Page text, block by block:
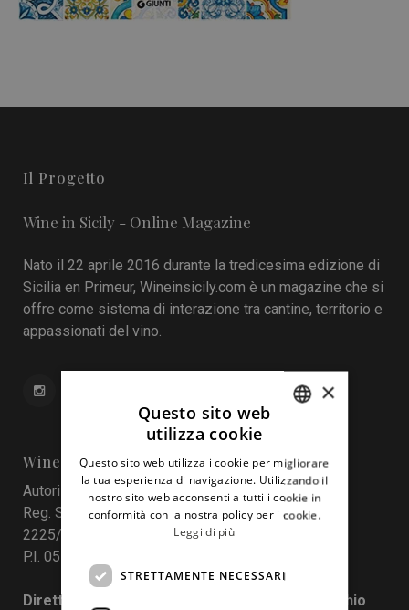
Il Progetto
Wine in Sicily - Online Magazine
Nato il 22 aprile 2016 durante la tredicesima edizione di
Sicilia en Primeur, Wineinsicily.com è un magazine che si
offre come sistema di interazione tra cantine, territorio e
appassionati del vino.
Wine In Sicily
Autorizzazione del Tribunale di Palermo
Reg. Stampa nr. 4 del 10 maggio 2017 Num. Reg.
2225/2017
P.I. 05130190829
Direttore responsabile: Francesco Pensovecchio
ENGLISH
×
Questo sito web
utilizza cookie
Questo sito web utilizza i cookie per migliorare
la tua esperienza di navigazione. Utilizzando il
nostro sito web acconsenti a tutti i cookie in
conformità con la nostra policy per i cookie.
Leggi di più
STRETTAMENTE NECESSARI